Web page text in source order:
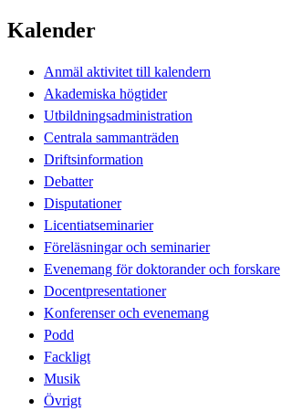
Kalender
Anmäl aktivitet till kalendern
Akademiska högtider
Utbildningsadministration
Centrala sammanträden
Driftsinformation
Debatter
Disputationer
Licentiatseminarier
Föreläsningar och seminarier
Evenemang för doktorander och forskare
Docentpresentationer
Konferenser och evenemang
Podd
Fackligt
Musik
Övrigt